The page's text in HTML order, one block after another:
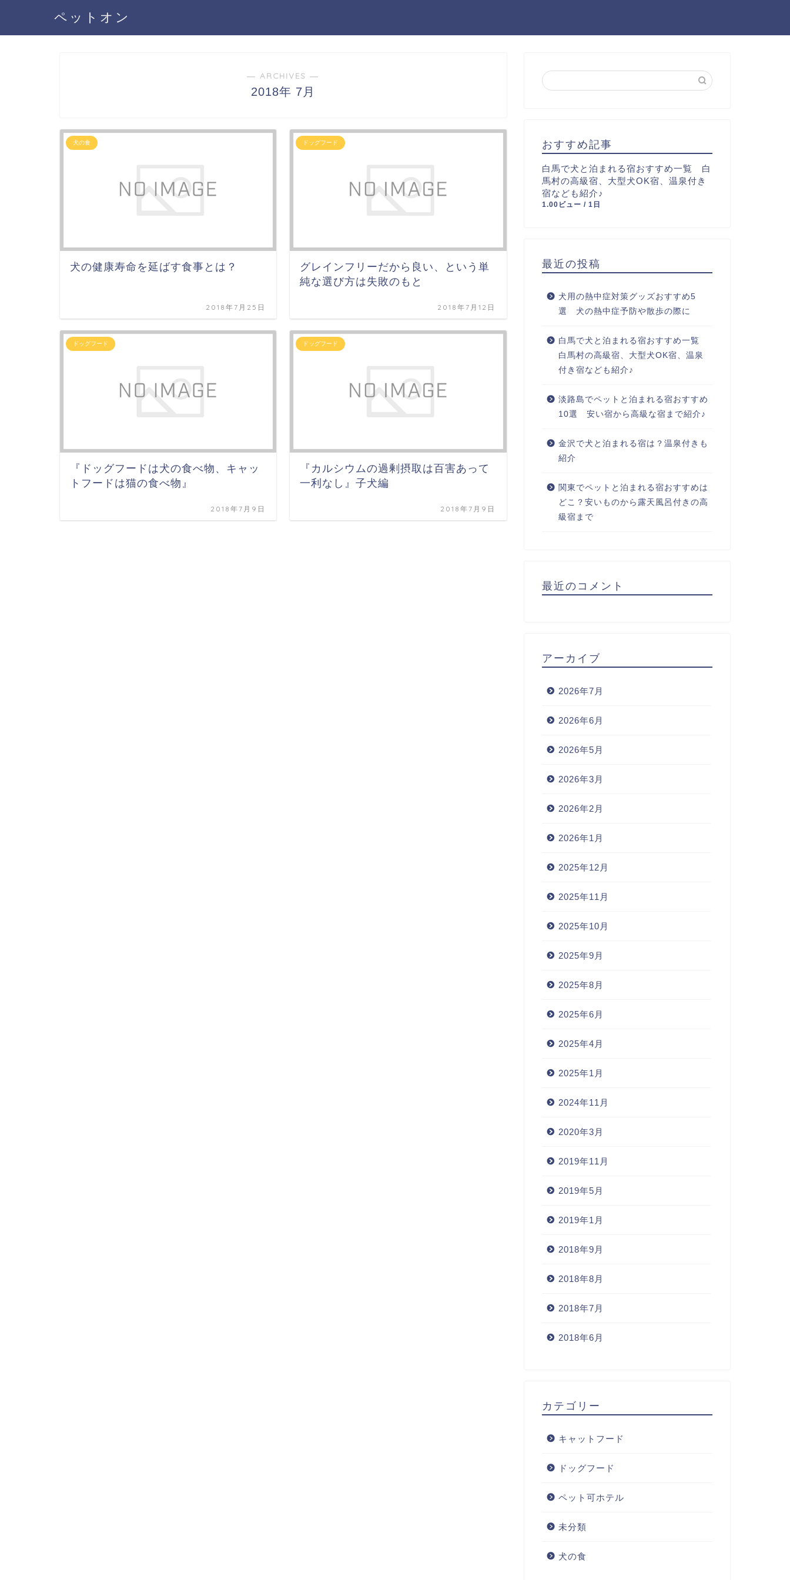
ペットオン
― ARCHIVES ―
2018年 7月
犬の食
犬の健康寿命を延ばす食事とは？
2018年7月25日
ドッグフード
グレインフリーだから良い、という単
純な選び方は失敗のもと
2018年7月12日
ドッグフード
『ドッグフードは犬の食べ物、キャッ
トフードは猫の食べ物』
2018年7月9日
ドッグフード
『カルシウムの過剰摂取は百害あって
一利なし』子犬編
2018年7月9日
おすすめ記事
白馬で犬と泊まれる宿おすすめ一覧 白
馬村の高級宿、大型犬OK宿、温泉付き
宿なども紹介♪
1.00ビュー / 1日
最近の投稿
犬用の熱中症対策グッズおすすめ5
選 犬の熱中症予防や散歩の際に
白馬で犬と泊まれる宿おすすめ一覧
白馬村の高級宿、大型犬OK宿、温泉
付き宿なども紹介♪
淡路島でペットと泊まれる宿おすすめ
10選 安い宿から高級な宿まで紹介♪
金沢で犬と泊まれる宿は？温泉付きも
紹介
関東でペットと泊まれる宿おすすめは
どこ？安いものから露天風呂付きの高
級宿まで
最近のコメント
アーカイブ
2026年7月
2026年6月
2026年5月
2026年3月
2026年2月
2026年1月
2025年12月
2025年11月
2025年10月
2025年9月
2025年8月
2025年6月
2025年4月
2025年1月
2024年11月
2020年3月
2019年11月
2019年5月
2019年1月
2018年9月
2018年8月
2018年7月
2018年6月
カテゴリー
キャットフード
ドッグフード
ペット可ホテル
未分類
犬の食